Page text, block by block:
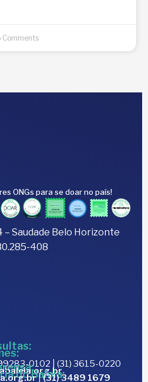
Comments
ONGs para se doar no país!
– Saudade Belo Horizonte
408
0102 | (31) 3615-0220
do Baleia:
|(31) 3489 1679